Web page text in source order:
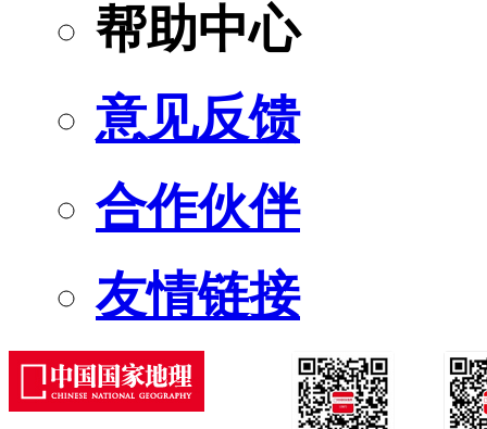
帮助中心
意见反馈
合作伙伴
友情链接